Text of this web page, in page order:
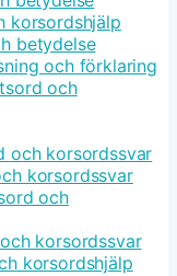
korsordshjälp
betydelse
och förklaring
och
och korsordssvar
korsordssvar
och
korsordssvar
korsordshjälp